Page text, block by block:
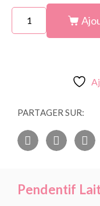
PARTAGER SUR:
Pendentif